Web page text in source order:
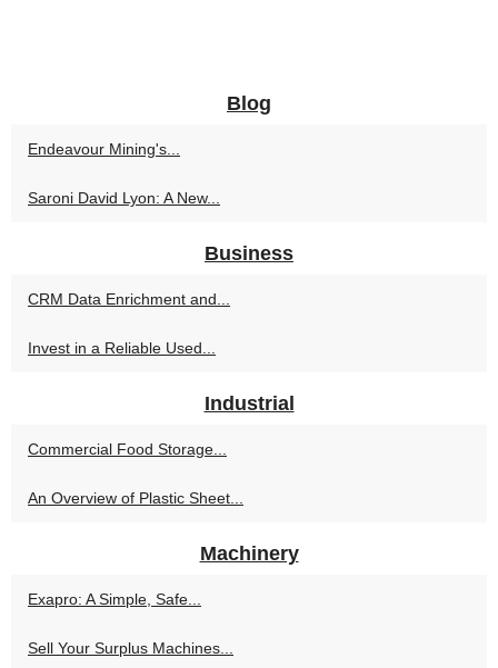
Blog
Endeavour Mining's...
Saroni David Lyon: A New...
Business
CRM Data Enrichment and...
Invest in a Reliable Used...
Industrial
Commercial Food Storage...
An Overview of Plastic Sheet...
Machinery
Exapro: A Simple, Safe...
Sell Your Surplus Machines...